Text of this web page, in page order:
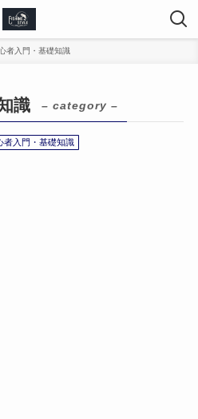
者入門・基礎知識
識 – category –
者入門・基礎知識